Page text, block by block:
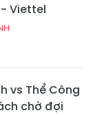
Viettel
vs Thể Công
chờ đợi